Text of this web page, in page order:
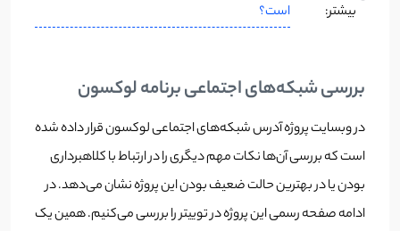
بیشتر:
است؟
بررسی شبکه‌های اجتماعی برنامه لوکسون
در وبسایت پروژه آدرس شبکه‌های اجتماعی لوکسون قرار داده شده
است که بررسی آن‌ها نکات مهم دیگری را در ارتباط با کلاهبرداری
بودن یا در بهترین حالت ضعیف بودن این پروژه نشان می‌دهد. در
ادامه صفحه رسمی این پروژه در توییتر را بررسی می‌کنیم. همین یک